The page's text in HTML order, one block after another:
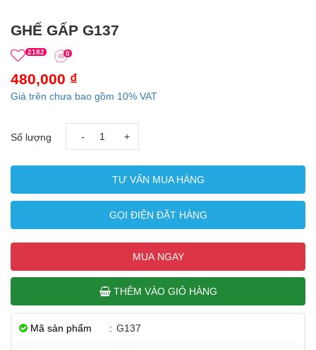
GHẾ GẤP G137
2182 0
480,000 ₫
Giá trên chưa bao gồm 10% VAT
Số lượng - +
TƯ VẤN MUA HÀNG
GỌI ĐIỆN ĐẶT HÀNG
MUA NGAY
THÊM VÀO GIỎ HÀNG
Mã sản phẩm : G137